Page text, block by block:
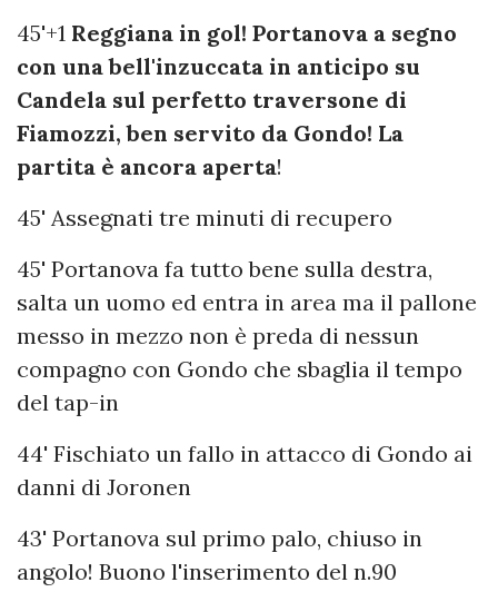
45'+1 Reggiana in gol! Portanova a segno
con una bell'inzuccata in anticipo su
Candela sul perfetto traversone di
Fiamozzi, ben servito da Gondo! La
partita è ancora aperta!
45' Assegnati tre minuti di recupero
45' Portanova fa tutto bene sulla destra,
salta un uomo ed entra in area ma il pallone
messo in mezzo non è preda di nessun
compagno con Gondo che sbaglia il tempo
del tap-in
44' Fischiato un fallo in attacco di Gondo ai
danni di Joronen
43' Portanova sul primo palo, chiuso in
angolo! Buono l'inserimento del n.90